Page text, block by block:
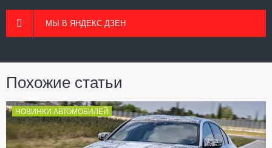
МЫ В ЯНДЕКС ДЗЕН
Похожие статьи
НОВИНКИ АВТОМОБИЛЕЙ